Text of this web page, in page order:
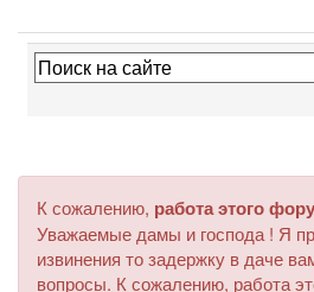
К сожалению, работа этого
Уважаемые дамы и господа ! Я
извинения то задержку в даче
вопросы. К сожалению, работа